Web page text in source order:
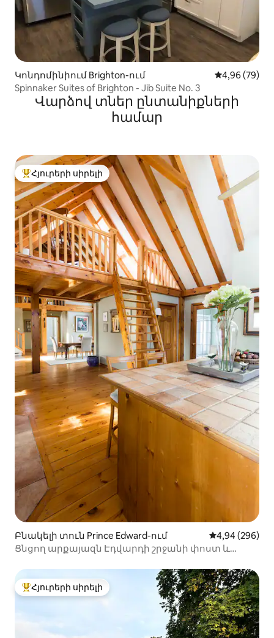
Կոնդոմինիում Brighton-ում Միջին
4,96 (79)
Spinnaker Suites of Brighton - Jib Suite No. 3
Վարձով տներ ընտանիքների
համար
Հյուրերի սիրելի լավագույն տները
Հյուրերի սիրելի
Բնակելի տուն Prince Edward-ում Միջին
4,94 (296)
Ցնցող արքայազն Էդվարդի շրջանի փոստ և
Հյուրերի սիրելի լավագույն տները
Հյուրերի սիրելի